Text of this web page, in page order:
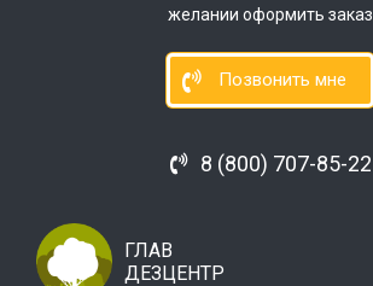
желании оформить заказ
Позвонить мне
8 (800) 707-85-22
ГЛАВ
ДЕЗЦЕНТР